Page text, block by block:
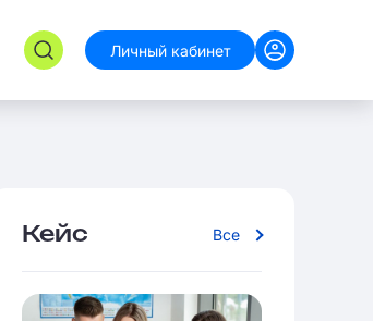
Личный кабинет
Кейс Все